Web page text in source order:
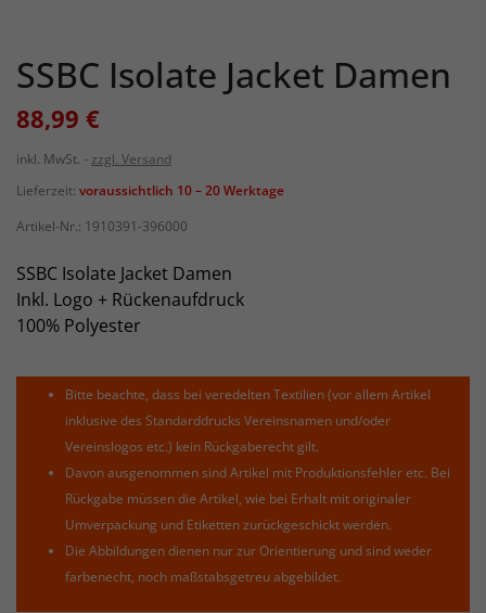
SSBC Isolate Jacket Damen
88,99 €
inkl. MwSt.
zzgl. Versand
Lieferzeit: voraussichtlich 10 – 20 Werktage
Artikel-Nr.: 1910391-396000
SSBC Isolate Jacket Damen
Inkl. Logo + Rückenaufdruck
100% Polyester
Bitte beachte, dass bei veredelten Textilien (vor allem Artikel
inklusive des Standarddrucks Vereinsnamen und/oder
Vereinslogos etc.) kein Rückgaberecht gilt.
Davon ausgenommen sind Artikel mit Produktionsfehler etc. Bei
Rückgabe müssen die Artikel, wie bei Erhalt mit originaler
Umverpackung und Etiketten zurückgeschickt werden.
Die Abbildungen dienen nur zur Orientierung und sind weder
farbenecht, noch maßstabsgetreu abgebildet.